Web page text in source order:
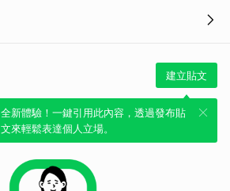
建立貼文
全新體驗！一鍵引用此內容，透過發布貼
文來輕鬆表達個人立場。